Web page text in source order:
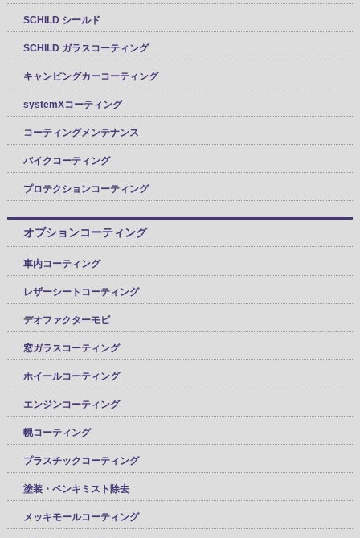
SCHILD シールド
SCHILD ガラスコーティング
キャンピングカーコーティング
systemXコーティング
コーティングメンテナンス
バイクコーティング
プロテクションコーティング
オプションコーティング
車内コーティング
レザーシートコーティング
デオファクターモビ
窓ガラスコーティング
ホイールコーティング
エンジンコーティング
幌コーティング
プラスチックコーティング
塗装・ペンキミスト除去
メッキモールコーティング